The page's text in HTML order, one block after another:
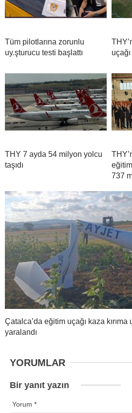
Tüm pilotlarına zorunlu
uy.şturucu testi başlattı
THY 7 ayda 54 milyon yolcu
taşıdı
737
Çatalca’da eğitim uçağı kaza kırıma
yaralandı
YORUMLAR
Bir yanıt yazın
Yorum *